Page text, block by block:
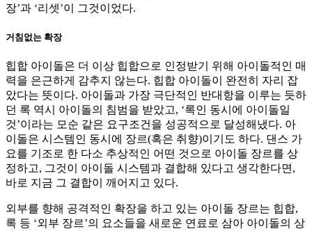
장’과 ‘리셋’이 그것이었다.
거침없는 확장
힙합 아이돌은 더 이상 힙합으로 인정받기 위해 아이돌적인 매
력을 은근하게 감추지 않는다. 힙합 아이돌이 완전히 자리 잡
았다는 뜻이다. 아이돌과 가장 극단적인 반대항을 이루는 듯하
던 록 역시 아이돌의 침범을 받았고, ‘록인 동시에 아이돌일
것’이라는 모순 같은 요구조건을 성공적으로 달성해냈다. 아
이돌은 시스템인 동시에 장르(혹은 취향)이기도 하다. 댄스 가
요를 기조로 한 다소 추상적인 어떤 것으로 아이돌 장르를 상
정하고, 그것이 아이돌 시스템과 결합해 있다고 생각한다면,
바로 지금 그 결합이 깨어지고 있다.
외부를 향해 공격적인 확장을 하고 있는 아이돌 장르는 힙합,
록 등 ‘외부 장르’의 요소들을 새로운 연료로 삼아 아이돌의 상